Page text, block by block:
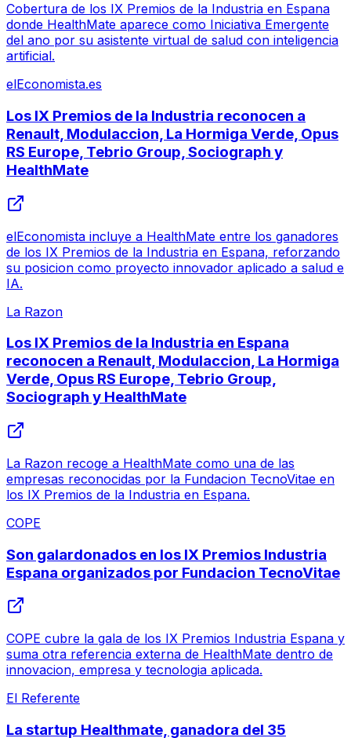
Cobertura de los IX Premios de la Industria en Espana
donde HealthMate aparece como Iniciativa Emergente
del ano por su asistente virtual de salud con inteligencia
artificial.
elEconomista.es
Los IX Premios de la Industria reconocen a
Renault, Modulaccion, La Hormiga Verde, Opus
RS Europe, Tebrio Group, Sociograph y
HealthMate
elEconomista incluye a HealthMate entre los ganadores
de los IX Premios de la Industria en Espana, reforzando
su posicion como proyecto innovador aplicado a salud e
IA.
La Razon
Los IX Premios de la Industria en Espana
reconocen a Renault, Modulaccion, La Hormiga
Verde, Opus RS Europe, Tebrio Group,
Sociograph y HealthMate
La Razon recoge a HealthMate como una de las
empresas reconocidas por la Fundacion TecnoVitae en
los IX Premios de la Industria en Espana.
COPE
Son galardonados en los IX Premios Industria
Espana organizados por Fundacion TecnoVitae
COPE cubre la gala de los IX Premios Industria Espana y
suma otra referencia externa de HealthMate dentro de
innovacion, empresa y tecnologia aplicada.
El Referente
La startup Healthmate, ganadora del 35